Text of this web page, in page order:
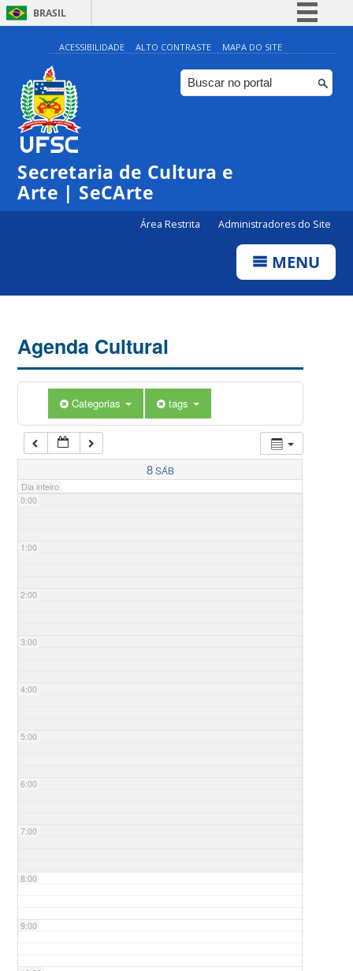
BRASIL
Simplifique!
Comunica BR
Participe
ACESSIBILIDADE ALTO CONTRASTE MAPA DO SITE
Secretaria de Cultura e
Arte | SeCArte
Área Restrita Administradores do Site
MENU
Agenda Cultural
Categorias tags
8SÁB
Dia inteiro
0:00
1:00
2:00
3:00
4:00
5:00
6:00
7:00
8:00
9:00